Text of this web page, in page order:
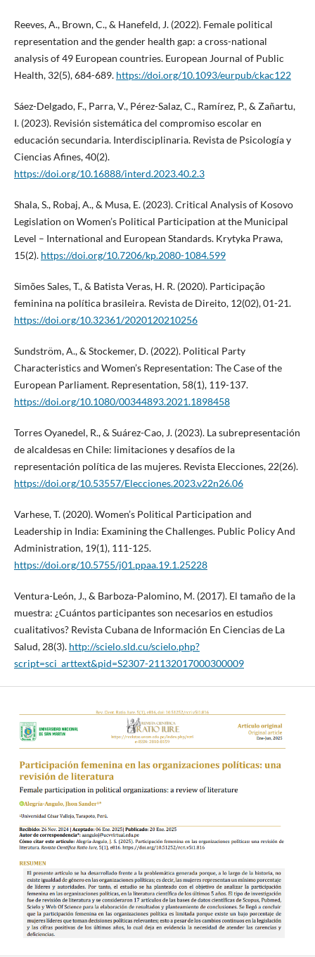
Reeves, A., Brown, C., & Hanefeld, J. (2022). Female political
representation and the gender health gap: a cross-national
analysis of 49 European countries. European Journal of Public
Health, 32(5), 684-689. https://doi.org/10.1093/eurpub/ckac122
Sáez-Delgado, F., Parra, V., Pérez-Salaz, C., Ramírez, P., & Zañartu,
I. (2023). Revisión sistemática del compromiso escolar en
educación secundaria. Interdisciplinaria. Revista de Psicología y
Ciencias Afines, 40(2).
https://doi.org/10.16888/interd.2023.40.2.3
Shala, S., Robaj, A., & Musa, E. (2023). Critical Analysis of Kosovo
Legislation on Women’s Political Participation at the Municipal
Level – International and European Standards. Krytyka Prawa,
15(2). https://doi.org/10.7206/kp.2080-1084.599
Simões Sales, T., & Batista Veras, H. R. (2020). Participação
feminina na política brasileira. Revista de Direito, 12(02), 01-21.
https://doi.org/10.32361/2020120210256
Sundström, A., & Stockemer, D. (2022). Political Party
Characteristics and Women’s Representation: The Case of the
European Parliament. Representation, 58(1), 119-137.
https://doi.org/10.1080/00344893.2021.1898458
Torres Oyanedel, R., & Suárez-Cao, J. (2023). La subrepresentación
de alcaldesas en Chile: limitaciones y desafíos de la
representación política de las mujeres. Revista Elecciones, 22(26).
https://doi.org/10.53557/Elecciones.2023.v22n26.06
Varhese, T. (2020). Women’s Political Participation and
Leadership in India: Examining the Challenges. Public Policy And
Administration, 19(1), 111-125.
https://doi.org/10.5755/j01.ppaa.19.1.25228
Ventura-León, J., & Barboza-Palomino, M. (2017). El tamaño de la
muestra: ¿Cuántos participantes son necesarios en estudios
cualitativos? Revista Cubana de Información En Ciencias de La
Salud, 28(3). http://scielo.sld.cu/scielo.php?
script=sci_arttext&pid=S2307-21132017000300009